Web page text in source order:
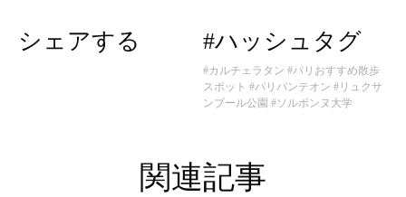
シェアする #ハッシュタグ
#カルチェラタン #パリおすすめ散歩
スポット #パリパンテオン #リュクサ
ンブール公園 #ソルボンヌ大学
関連記事